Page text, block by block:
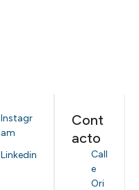
Instagr
am
Linkedin
Cont
acto
Call
e
Ori